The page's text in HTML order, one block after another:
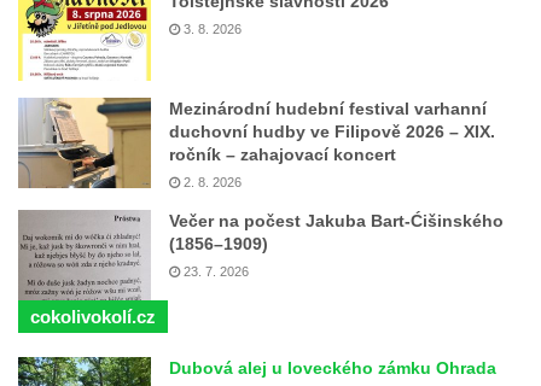
3. 8. 2026
Mezinárodní hudební festival varhanní
duchovní hudby ve Filipově 2026 – XIX.
ročník – zahajovací koncert
2. 8. 2026
Večer na počest Jakuba Bart-Ćišinského
(1856–1909)
23. 7. 2026
cokolivokolí.cz
Dubová alej u loveckého zámku Ohrada